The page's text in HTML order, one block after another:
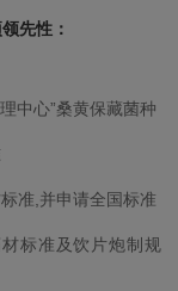
先性：
中心”桑黄保藏菌种
准,并申请全国标准
标准及饮片炮制规